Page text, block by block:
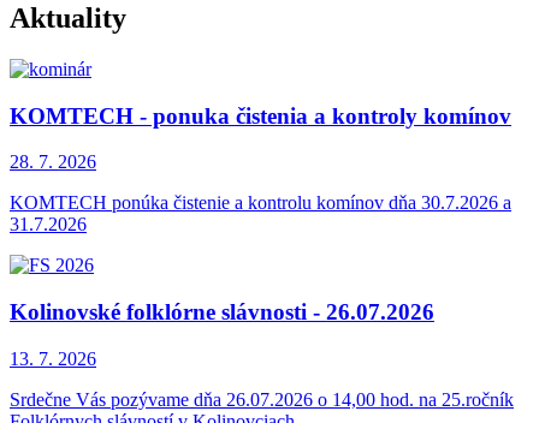
Aktuality
KOMTECH - ponuka čistenia a kontroly komínov
28. 7. 2026
KOMTECH ponúka čistenie a kontrolu komínov dňa 30.7.2026 a
31.7.2026
Kolinovské folklórne slávnosti - 26.07.2026
13. 7. 2026
Srdečne Vás pozývame dňa 26.07.2026 o 14,00 hod. na 25.ročník